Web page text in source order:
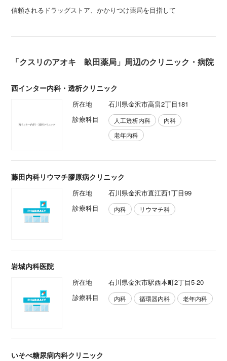
信頼されるドラッグストア、かかりつけ薬局を目指して
「クスリのアオキ 畝田薬局」周辺のクリニック・病院
西インター内科・透析クリニック
所在地
石川県金沢市高畠2丁目181
診療科目
人工透析内科
内科
老年内科
藤田内科リウマチ膠原病クリニック
所在地
石川県金沢市直江西1丁目99
診療科目
内科 リウマチ科
岩城内科医院
所在地
石川県金沢市駅西本町2丁目5-20
診療科目
内科 循環器内科 老年内科
いそべ糖尿病内科クリニック